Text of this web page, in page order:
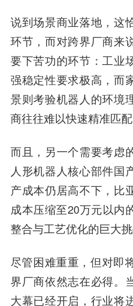
说到场景商业落地，这
环节，而对跨界厂商来
要下苦功的环节：工业
强稳定性要求极高，而
景则考验机器人的环境
商往往难以快速精准匹配
而且，另一个需要考虑
人形机器人核心部件国
产成本仍居高不下，比
成本压缩至20万元以内
整合与工艺优化的巨大挑
尽管困难重重，但对即
界厂商依然志在必得。
大幕已经开启，行业将